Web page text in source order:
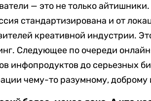
— это не только
стандартизирована и от
креативной индустрии.
Следующее по очереди
инфопродуктов до серьезных
чему-то разумному, доброму